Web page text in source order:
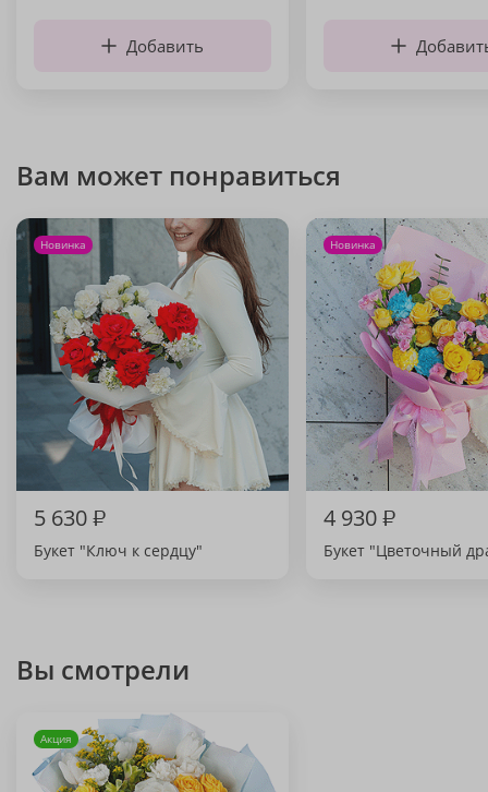
Добавить
Вам может понравиться
Новинка
5 630₽
Букет "Ключ к сердцу"
Новинка
4 930₽
Букет "Цветочный
Вы смотрели
Акция